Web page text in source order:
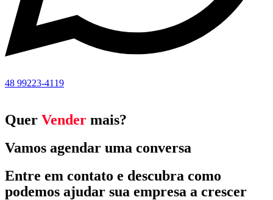
48 99223-4119
Quer Vender mais?
Vamos agendar uma conversa
Entre em contato e descubra como
podemos ajudar sua empresa a crescer